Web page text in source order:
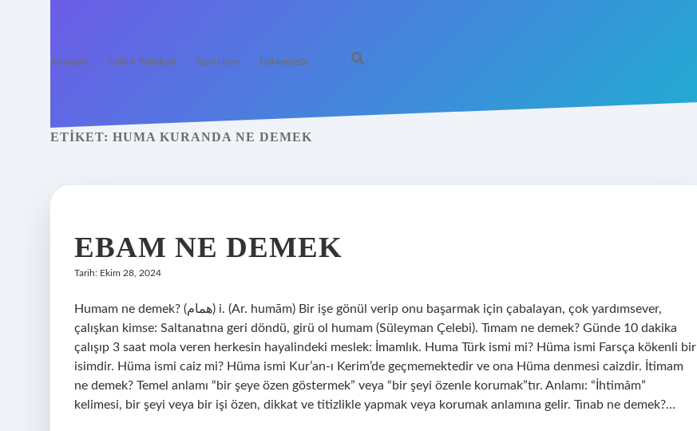
Anasayfa Gizlilik Politikası Yasal Uyarı Hakkımızda
ETIKET: HUMA KURANDA NE DEMEK
EBAM NE DEMEK
Tarih: Ekim 28, 2024
Humam ne demek? (ﻫﻤﺎﻡ) i. (Ar. humām) Bir işe gönül verip onu başarmak için çabalayan, çok yardımsever,
çalışkan kimse: Saltanatına geri döndü, girü ol humam (Süleyman Çelebi). Tımam ne demek? Günde 10 dakika
çalışıp 3 saat mola veren herkesin hayalindeki meslek: İmamlık. Huma Türk ismi mi? Hüma ismi Farsça kökenli bir
isimdir. Hüma ismi caiz mi? Hüma ismi Kur’an-ı Kerim’de geçmemektedir ve ona Hüma denmesi caizdir. İtimam
ne demek? Temel anlamı “bir şeye özen göstermek” veya “bir şeyi özenle korumak”tır. Anlamı: “İhtimâm”
kelimesi, bir şeyi veya bir işi özen, dikkat ve titizlikle yapmak veya korumak anlamına gelir. Tınab ne demek?…